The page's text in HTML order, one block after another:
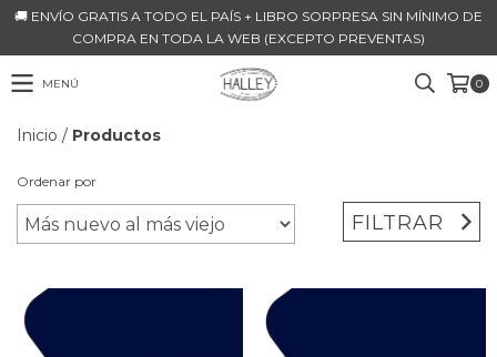
🚚 ENVÍO GRATIS A TODO EL PAÍS + LIBRO SORPRESA SIN MÍNIMO DE
COMPRA EN TODA LA WEB (EXCEPTO PREVENTAS)
MENÚ 0
Inicio / Productos
Ordenar por
FILTRAR